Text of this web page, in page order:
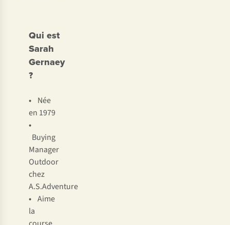
Qui est
Sarah
Gernaey
?
• Née
en 1979
•
Buying
Manager
Outdoor
chez
A.S.Adventure
• Aime
la